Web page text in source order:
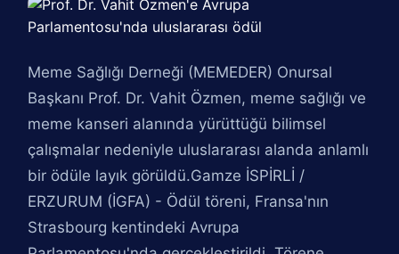
Meme Sağlığı Derneği (MEMEDER) Onursal
Başkanı Prof. Dr. Vahit Özmen, meme sağlığı ve
meme kanseri alanında yürüttüğü bilimsel
çalışmalar nedeniyle uluslararası alanda anlamlı
bir ödüle layık görüldü.Gamze İSPİRLİ /
ERZURUM (İGFA) - Ödül töreni, Fransa'nın
Strasbourg kentindeki Avrupa